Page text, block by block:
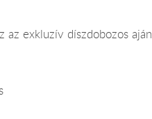
exkluzív díszdobozos